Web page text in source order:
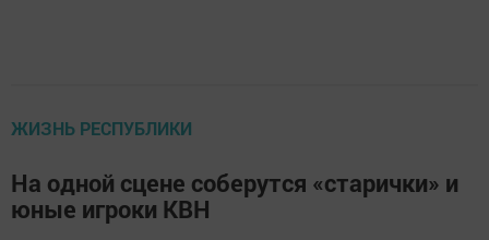
ЖИЗНЬ РЕСПУБЛИКИ
На одной сцене соберутся «старички» и
юные игроки КВН